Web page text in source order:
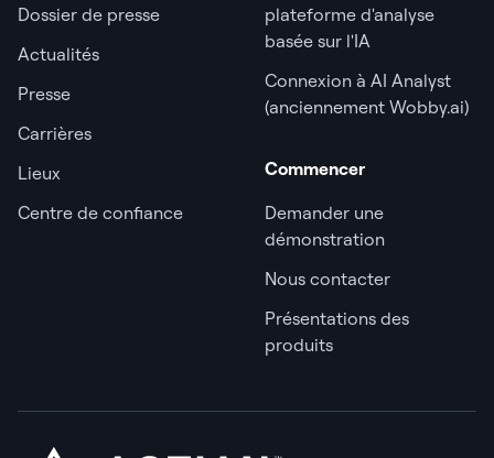
Dossier de presse
Actualités
Presse
Carrières
Lieux
Centre de confiance
plateforme d'analyse
basée sur l'IA
Connexion à AI Analyst
(anciennement Wobby.ai)
Commencer
Demander une
démonstration
Nous contacter
Présentations des
produits